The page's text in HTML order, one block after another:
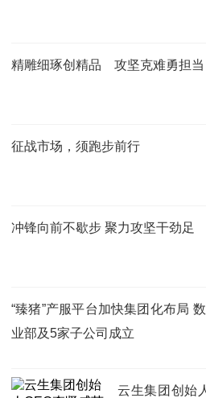
精雕细琢创精品 攻坚克难勇担当
征战市场，须跑步前行
冲锋向前不歇步 聚力攻坚干劲足
“臻猪”产服平台加快集团化布局
业部及5家子公司成立
云生集团创始